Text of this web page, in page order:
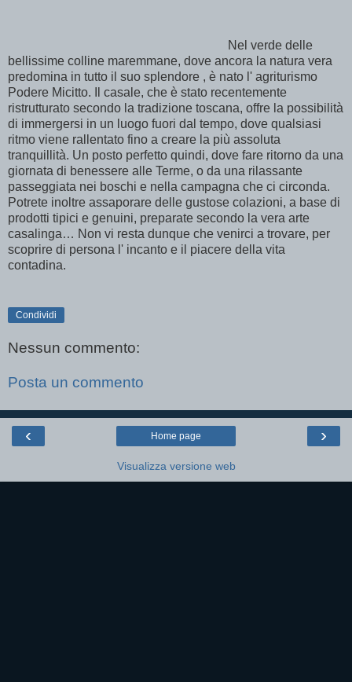
Nel verde delle
bellissime colline maremmane, dove ancora la natura vera
predomina in tutto il suo splendore , è nato l' agriturismo
Podere Micitto. Il casale, che è stato recentemente
ristrutturato secondo la tradizione toscana, offre la possibilità
di immergersi in un luogo fuori dal tempo, dove qualsiasi
ritmo viene rallentato fino a creare la più assoluta
tranquillità. Un posto perfetto quindi, dove fare ritorno da una
giornata di benessere alle Terme, o da una rilassante
passeggiata nei boschi e nella campagna che ci circonda.
Potrete inoltre assaporare delle gustose colazioni, a base di
prodotti tipici e genuini, preparate secondo la vera arte
casalinga… Non vi resta dunque che venirci a trovare, per
scoprire di persona l' incanto e il piacere della vita
contadina.
Condividi
Nessun commento:
Posta un commento
‹ ›
Home page
Visualizza versione web